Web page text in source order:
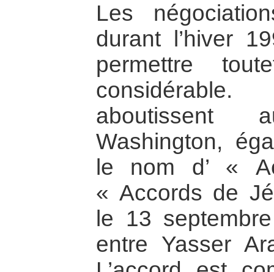
Les
durant l’hiver
permettre
aboutissent
Washington,
le nom d’ «
« Accords de
le 13
entre Yasser